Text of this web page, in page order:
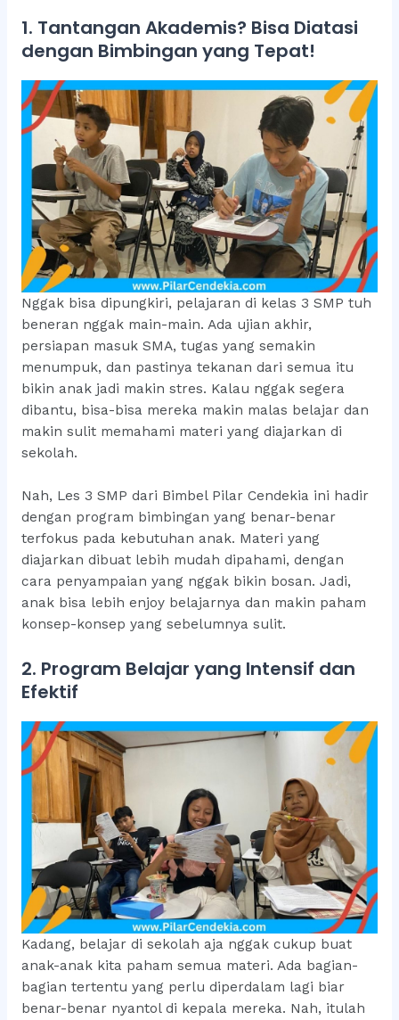
1. Tantangan Akademis? Bisa Diatasi
dengan Bimbingan yang Tepat!
Nggak bisa dipungkiri, pelajaran di kelas 3 SMP tuh
beneran nggak main-main. Ada ujian akhir,
persiapan masuk SMA, tugas yang semakin
menumpuk, dan pastinya tekanan dari semua itu
bikin anak jadi makin stres. Kalau nggak segera
dibantu, bisa-bisa mereka makin malas belajar dan
makin sulit memahami materi yang diajarkan di
sekolah.
Nah, Les 3 SMP dari Bimbel Pilar Cendekia ini hadir
dengan program bimbingan yang benar-benar
terfokus pada kebutuhan anak. Materi yang
diajarkan dibuat lebih mudah dipahami, dengan
cara penyampaian yang nggak bikin bosan. Jadi,
anak bisa lebih enjoy belajarnya dan makin paham
konsep-konsep yang sebelumnya sulit.
2. Program Belajar yang Intensif dan
Efektif
Kadang, belajar di sekolah aja nggak cukup buat
anak-anak kita paham semua materi. Ada bagian-
bagian tertentu yang perlu diperdalam lagi biar
benar-benar nyantol di kepala mereka. Nah, itulah